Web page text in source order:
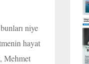
niye
hayat
Mehmet